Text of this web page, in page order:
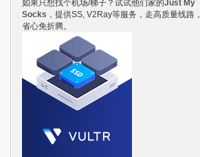
如果只想找个机场/梯子？试试他们家的Just My
Socks ，提供SS, V2Ray等服务，走高质量线路，
省心免折腾。